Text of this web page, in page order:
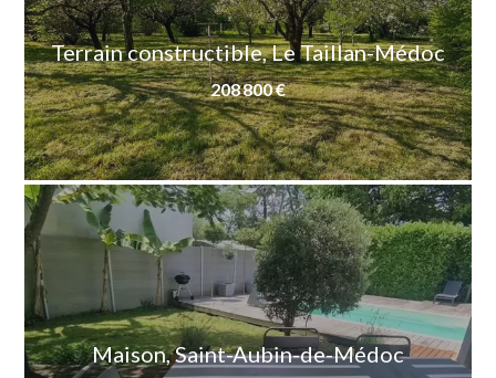
Terrain constructible, Le Taillan-Médoc
208 800 €
Maison, Saint-Aubin-de-Médoc